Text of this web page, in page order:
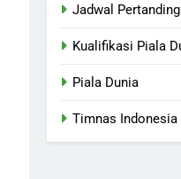
Jadwal
Kualifikasi Piala
Piala Dunia
Timnas Indonesia